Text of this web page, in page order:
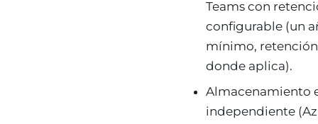
Teams con
configurable (un
mínimo,
donde aplica).
Almacenamiento
independiente